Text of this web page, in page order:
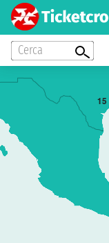
Cerca
15